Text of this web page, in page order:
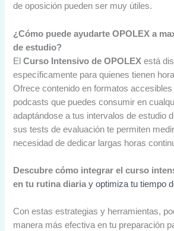
de oposición pueden ser muy útiles.
¿Cómo puede ayudarte OPOLEX a
de estudio?
ElCurso Intensivo de OPOLEX está
específicamente para quienes tienen
Ofrece contenido en formatos
podcasts que puedes consumir en
adaptándose a tus intervalos de estudio
sus tests de evaluación te permiten
necesidad de dedicar largas horas
Descubre cómo integrar el curso
en tu rutina diaria y optimiza tu tiempo
Con estas estrategias y herramientas,
manera más efectiva en tu preparación